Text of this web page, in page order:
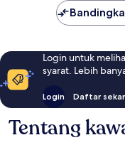
Login untuk
syarat. Lebih
Login Daftar
Tentang